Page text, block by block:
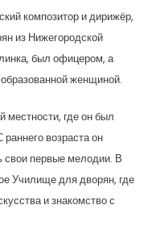
композитор и дирижёр,
из Нижегородской
был офицером, а
женщиной.
местности, где он был
возраста он
свои первые мелодии. В
Училище для дворян, где
и знакомство с